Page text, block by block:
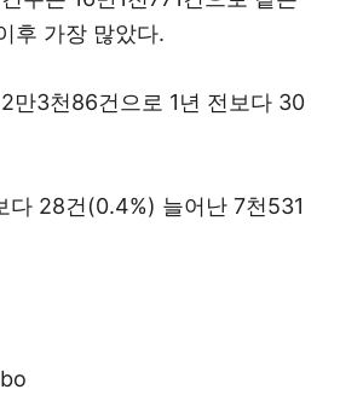
후 가장 많았다.
만3천86건으로 1년 전보다 30
다 28건(0.4%) 늘어난 7천531